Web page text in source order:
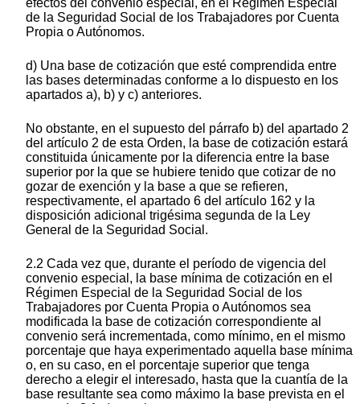
efectos del convenio especial, en el Régimen Especial
de la Seguridad Social de los Trabajadores por Cuenta
Propia o Autónomos.
d) Una base de cotización que esté comprendida entre
las bases determinadas conforme a lo dispuesto en los
apartados a), b) y c) anteriores.
No obstante, en el supuesto del párrafo b) del apartado 2
del artículo 2 de esta Orden, la base de cotización estará
constituida únicamente por la diferencia entre la base
superior por la que se hubiere tenido que cotizar de no
gozar de exención y la base a que se refieren,
respectivamente, el apartado 6 del artículo 162 y la
disposición adicional trigésima segunda de la Ley
General de la Seguridad Social.
2.2 Cada vez que, durante el período de vigencia del
convenio especial, la base mínima de cotización en el
Régimen Especial de la Seguridad Social de los
Trabajadores por Cuenta Propia o Autónomos sea
modificada la base de cotización correspondiente al
convenio será incrementada, como mínimo, en el mismo
porcentaje que haya experimentado aquella base mínima
o, en su caso, en el porcentaje superior que tenga
derecho a elegir el interesado, hasta que la cuantía de la
base resultante sea como máximo la base prevista en el